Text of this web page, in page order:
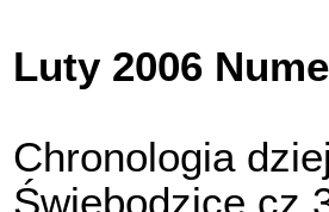
Luty 2006
Chronologia
Świebodzice